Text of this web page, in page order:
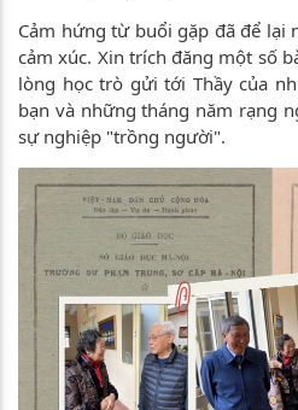
Cảm hứng từ buổi gặp đã để lại
cảm xúc. Xin trích đăng một số
lòng học trò gửi tới Thầy của
bạn và những tháng năm rạng
sự nghiệp "trồng người".